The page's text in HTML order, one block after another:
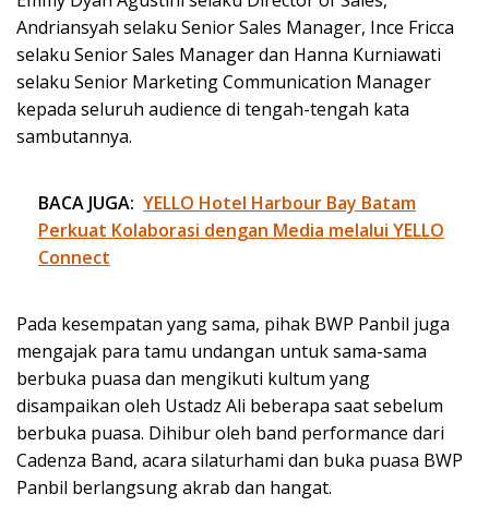
Andriansyah selaku Senior Sales Manager, Ince Fricca
selaku Senior Sales Manager dan Hanna Kurniawati
selaku Senior Marketing Communication Manager
kepada seluruh audience di tengah-tengah kata
sambutannya.
BACA JUGA: YELLO Hotel Harbour Bay Batam
Perkuat Kolaborasi dengan Media melalui YELLO
Connect
Pada kesempatan yang sama, pihak BWP Panbil juga
mengajak para tamu undangan untuk sama-sama
berbuka puasa dan mengikuti kultum yang
disampaikan oleh Ustadz Ali beberapa saat sebelum
berbuka puasa. Dihibur oleh band performance dari
Cadenza Band, acara silaturhami dan buka puasa BWP
Panbil berlangsung akrab dan hangat.